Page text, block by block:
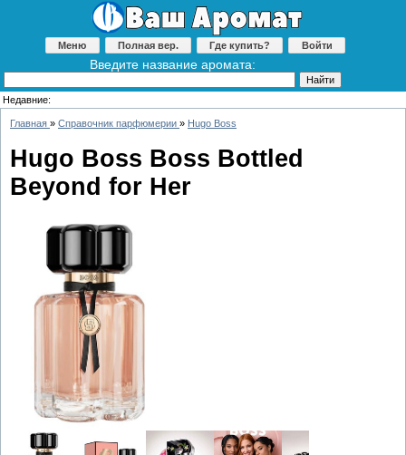
Меню Полная вер. Где купить? Войти
Введите название аромата:
Недавние:
Главная » Справочник парфюмерии » Hugo Boss
Hugo Boss Boss Bottled
Beyond for Her